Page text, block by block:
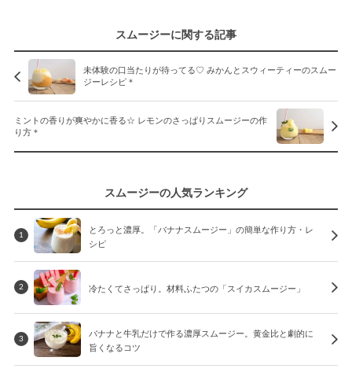
スムージーに関する記事
未体験の口当たりが待ってる♡ みかんとスウィーティーのスムー
ジーレシピ＊
ミントの香りが爽やかに香る☆ レモンのさっぱりスムージーの作
り方＊
スムージーの人気ランキング
1
とろっと濃厚。「バナナスムージー」の簡単な作り方・レ
シピ
2 冷たくてさっぱり。材料ふたつの「スイカスムージー」
3
バナナと牛乳だけで作る濃厚スムージー。黄金比と劇的に
旨くなるコツ